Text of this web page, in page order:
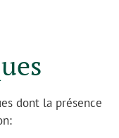
dont la présence